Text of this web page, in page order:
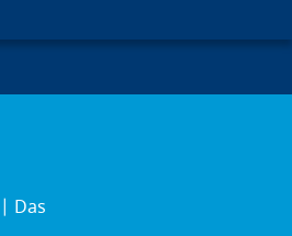
Das